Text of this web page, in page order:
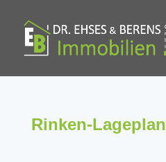
Rinken-Lageplan